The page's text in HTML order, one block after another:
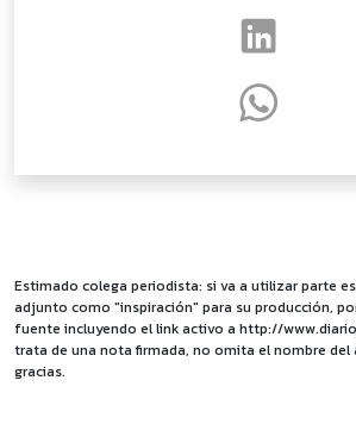
Estimado colega periodista: si va a utilizar parte
adjunto como "inspiración" para su producción,
fuente incluyendo el link activo a http://
trata de una nota firmada, no omita el nombre del
gracias.